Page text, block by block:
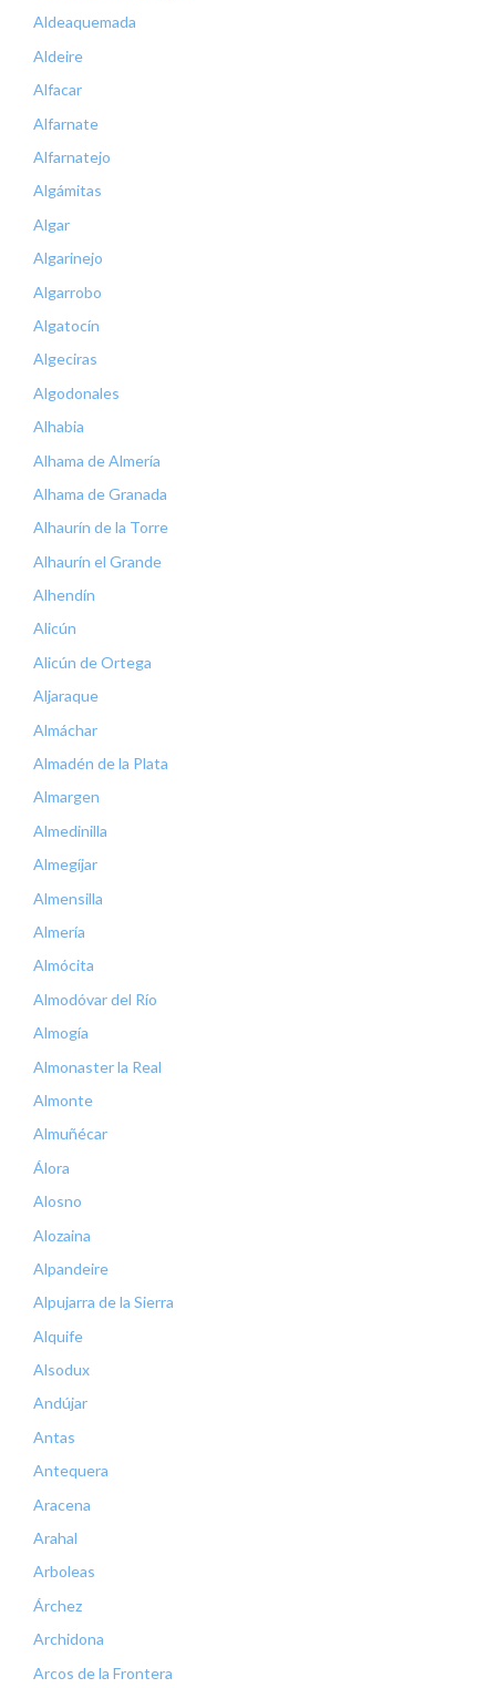
Aldeaquemada
Aldeire
Alfacar
Alfarnate
Alfarnatejo
Algámitas
Algar
Algarinejo
Algarrobo
Algatocín
Algeciras
Algodonales
Alhabia
Alhama de Almería
Alhama de Granada
Alhaurín de la Torre
Alhaurín el Grande
Alhendín
Alicún
Alicún de Ortega
Aljaraque
Almáchar
Almadén de la Plata
Almargen
Almedinilla
Almegíjar
Almensilla
Almería
Almócita
Almodóvar del Río
Almogía
Almonaster la Real
Almonte
Almuñécar
Álora
Alosno
Alozaina
Alpandeire
Alpujarra de la Sierra
Alquife
Alsodux
Andújar
Antas
Antequera
Aracena
Arahal
Arboleas
Árchez
Archidona
Arcos de la Frontera